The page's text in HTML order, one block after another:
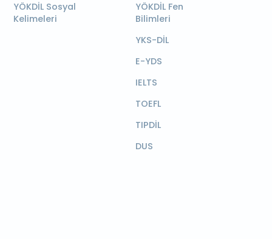
YÖKDİL Sosyal
Kelimeleri
YÖKDİL Fen
Bilimleri
YKS-DİL
E-YDS
IELTS
TOEFL
TIPDİL
DUS